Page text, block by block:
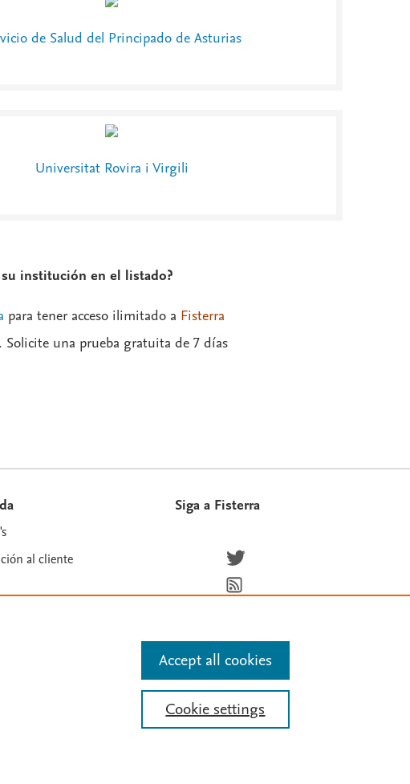
de Salud del Principado de Asturias
Universitat Rovira i Virgili
institución en el listado?
para tener acceso ilimitado a Fisterra
. Solicite una prueba gratuita de 7 días
al cliente
Siga a Fisterra
Síguenos en Twitter
Suscríbete para recibir las
de texto y datos, entrenamiento de IA y tecnologías
Cookie settings
Accept all cookies